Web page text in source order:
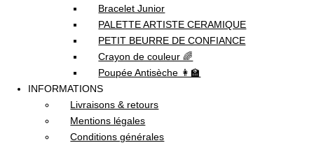
Bracelet Junior
PALETTE ARTISTE CERAMIQUE
PETIT BEURRE DE CONFIANCE
Crayon de couleur 🌈
Poupée Antisèche 👩‍🏫
INFORMATIONS
Livraisons & retours
Mentions légales
Conditions générales